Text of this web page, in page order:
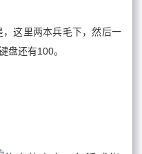
这里两本兵毛下，然后一
盘还有100。